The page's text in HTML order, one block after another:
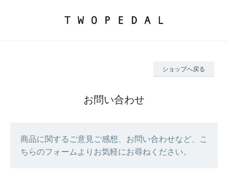
ショップへ戻る
お問い合わせ
商品に関するご意見ご感想、お問い合わせなど、こ
ちらのフォームよりお気軽にお尋ねください。